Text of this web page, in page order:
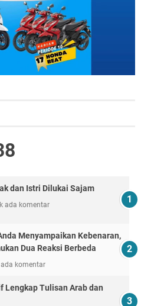
dan Istri Dilukai Sajam
ada komentar
Menyampaikan Kebenaran,
Dua Reaksi Berbeda
komentar
Lengkap Tulisan Arab dan